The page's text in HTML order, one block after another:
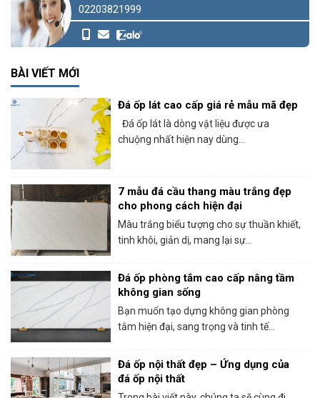
02203821999
BÀI VIẾT MỚI
Đá ốp lát cao cấp giá rẻ mẫu mã đẹp
Đá ốp lát là dòng vật liệu được ưa
chuộng nhất hiện nay dùng...
7 mẫu đá cầu thang màu trắng đẹp
cho phong cách hiện đại
Màu trắng biểu tượng cho sự thuần khiết,
tinh khôi, giản dị, mang lại sự...
Đá ốp phòng tắm cao cấp nâng tầm
không gian sống
Bạn muốn tạo dựng không gian phòng
tắm hiện đại, sang trọng và tinh tế...
Đá ốp nội thất đẹp – Ứng dụng của
đá ốp nội thất